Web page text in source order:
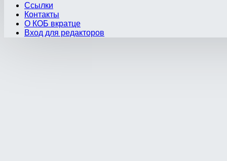
Ссылки
Контакты
О КОБ вкратце
Вход для редакторов